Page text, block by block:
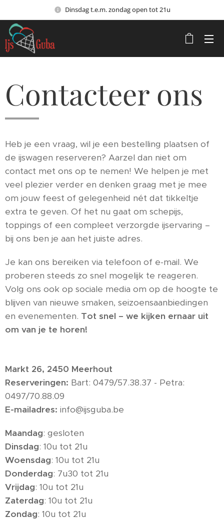
Dinsdag t.e.m. zondag open tot 21u
Contacteer ons
Heb je een vraag, wil je een bestelling plaatsen of
de ijswagen reserveren? Aarzel dan niet om
contact met ons op te nemen! We helpen je met
veel plezier verder en denken graag met je mee
om jouw feest of gelegenheid nét dat tikkeltje
extra te geven. Of het nu gaat om schepijs,
toppings of een compleet verzorgde ijservaring –
bij ons ben je aan het juiste adres.
Je kan ons bereiken via telefoon of e-mail. We
proberen steeds zo snel mogelijk te reageren.
Volg ons ook op sociale media om op de hoogte te
blijven van nieuwe smaken, seizoensaanbiedingen
en evenementen. Tot snel – we kijken ernaar uit
om van je te horen!
Markt 26, 2450 Meerhout
Reserveringen: Bart: 0479/57.38.37 - Petra:
0497/70.88.09
E-mailadres: info@ijsguba.be
Maandag: gesloten
Dinsdag: 10u tot 21u
Woensdag: 10u tot 21u
Donderdag: 7u30 tot 21u
Vrijdag: 10u tot 21u
Zaterdag: 10u tot 21u
Zondag: 10u tot 21u